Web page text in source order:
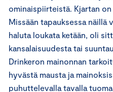
ominaispiirteistä. Kjartan
Missään tapauksessa näillä
haluta loukata ketään, oli
kansalaisuudesta tai
Drinkeron mainonnan
hyvästä mausta ja
puhuttelevalla tavalla